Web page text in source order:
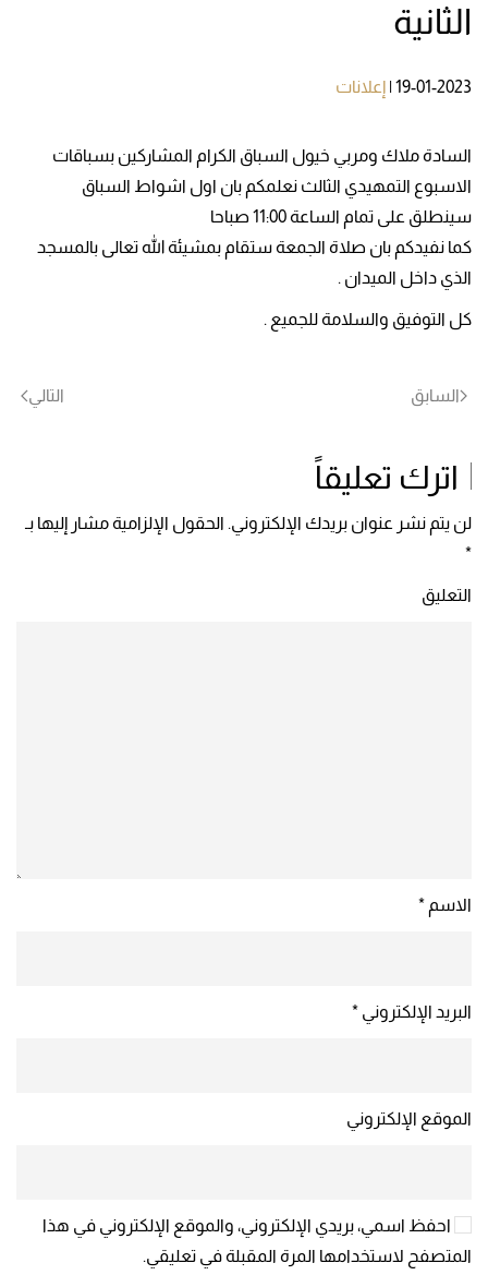
الثانية
19-01-2023
| إعلانات
السادة ملاك ومربي خيول السباق الكرام المشاركين بسباقات
الاسبوع التمهيدي الثالث نعلمكم بان اول اشواط السباق
سينطلق على تمام الساعة 11:00 صباحا
كما نفيدكم بان صلاة الجمعة ستقام بمشيئة الله تعالى بالمسجد
الذي داخل الميدان .
كل التوفيق والسلامة للجميع .
السابق التالي
اترك تعليقاً
لن يتم نشر عنوان بريدك الإلكتروني. الحقول الإلزامية مشار إليها بـ
*
التعليق
الاسم *
البريد الإلكتروني *
الموقع الإلكتروني
احفظ اسمي، بريدي الإلكتروني، والموقع الإلكتروني في هذا
المتصفح لاستخدامها المرة المقبلة في تعليقي.